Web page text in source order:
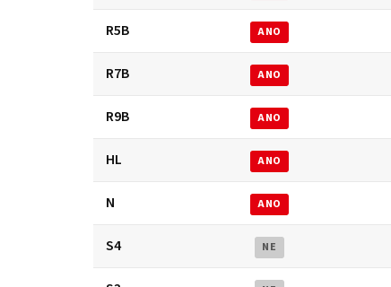
R5B ANO
R7B ANO
R9B ANO
HL ANO
N ANO
S4 NE